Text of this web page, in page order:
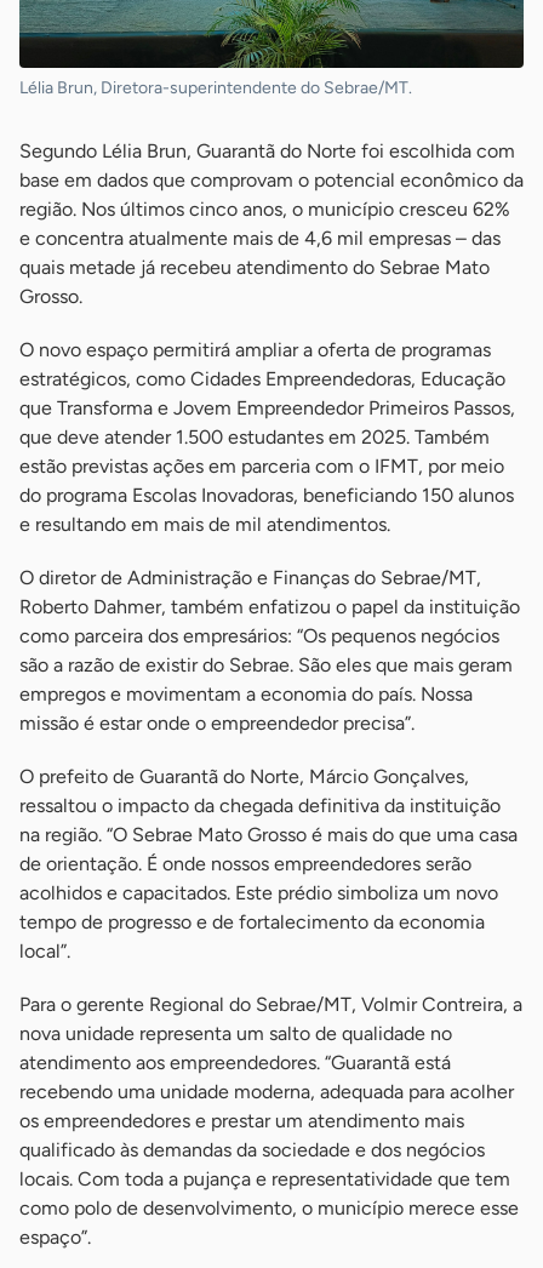
Lélia Brun, Diretora-superintendente do Sebrae/MT.
Segundo Lélia Brun, Guarantã do Norte foi escolhida com
base em dados que comprovam o potencial econômico da
região. Nos últimos cinco anos, o município cresceu 62%
e concentra atualmente mais de 4,6 mil empresas – das
quais metade já recebeu atendimento do Sebrae Mato
Grosso.
O novo espaço permitirá ampliar a oferta de programas
estratégicos, como Cidades Empreendedoras, Educação
que Transforma e Jovem Empreendedor Primeiros Passos,
que deve atender 1.500 estudantes em 2025. Também
estão previstas ações em parceria com o IFMT, por meio
do programa Escolas Inovadoras, beneficiando 150 alunos
e resultando em mais de mil atendimentos.
O diretor de Administração e Finanças do Sebrae/MT,
Roberto Dahmer, também enfatizou o papel da instituição
como parceira dos empresários: “Os pequenos negócios
são a razão de existir do Sebrae. São eles que mais geram
empregos e movimentam a economia do país. Nossa
missão é estar onde o empreendedor precisa”.
O prefeito de Guarantã do Norte, Márcio Gonçalves,
ressaltou o impacto da chegada definitiva da instituição
na região. “O Sebrae Mato Grosso é mais do que uma casa
de orientação. É onde nossos empreendedores serão
acolhidos e capacitados. Este prédio simboliza um novo
tempo de progresso e de fortalecimento da economia
local”.
Para o gerente Regional do Sebrae/MT, Volmir Contreira, a
nova unidade representa um salto de qualidade no
atendimento aos empreendedores. “Guarantã está
recebendo uma unidade moderna, adequada para acolher
os empreendedores e prestar um atendimento mais
qualificado às demandas da sociedade e dos negócios
locais. Com toda a pujança e representatividade que tem
como polo de desenvolvimento, o município merece esse
espaço”.